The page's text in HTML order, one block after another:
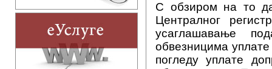
С обзиром на то
Централног
усаглашавање
обвезницима
погледу уплате